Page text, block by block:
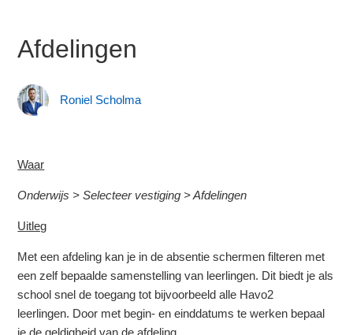
Afdelingen
Roniel Scholma
Waar
Onderwijs > Selecteer vestiging > Afdelingen
Uitleg
Met een afdeling kan je in de absentie schermen filteren met
een zelf bepaalde samenstelling van leerlingen. Dit biedt je als
school snel de toegang tot bijvoorbeeld alle Havo2
leerlingen. Door met begin- en einddatums te werken bepaal